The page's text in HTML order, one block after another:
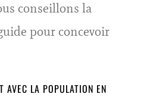
conseillons la
pour concevoir
AVEC LA POPULATION EN